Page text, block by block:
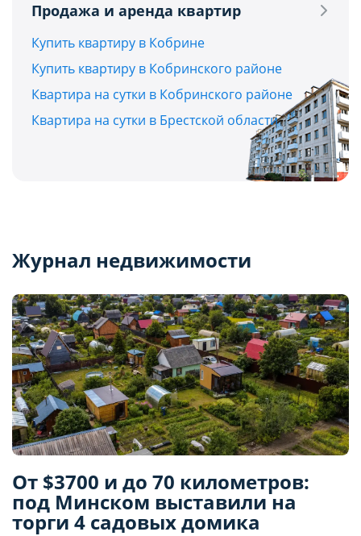
Продажа и аренда квартир
Купить квартиру в Кобрине
Купить квартиру в Кобринского районе
Квартира на сутки в Кобринского районе
Квартира на сутки в Брестской области
Журнал недвижимости
От $3700 и до 70 километров:
под Минском выставили на
торги 4 садовых домика